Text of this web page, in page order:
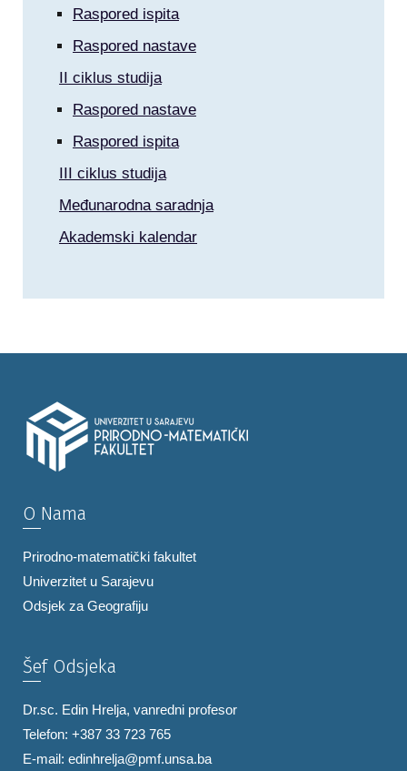
Raspored ispita
Raspored nastave
II ciklus studija
Raspored nastave
Raspored ispita
III ciklus studija
Međunarodna saradnja
Akademski kalendar
O Nama
Prirodno-matematički fakultet
Univerzitet u Sarajevu
Odsjek za Geografiju
Šef Odsjeka
Dr.sc. Edin Hrelja, vanredni profesor
Telefon: +387 33 723 765
E-mail: edinhrelja@pmf.unsa.ba